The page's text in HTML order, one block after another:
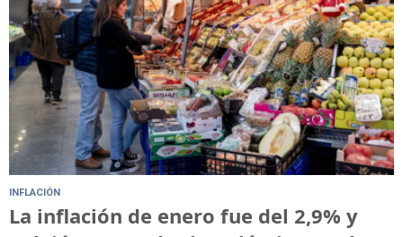
INFLACIÓN
La inflación de enero fue del 2,9% y